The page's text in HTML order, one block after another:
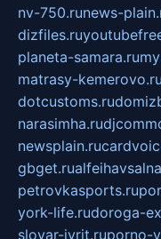
nv-750.runews-
dizfiles.ru
planeta-samara.ru
matrasy-kemerovo.ru
dotcustoms.ru
narasimha.ru
newsplain.ru
gbget.ru
petrovkasports.ru
york-life.rudoroga-
slovar-ivrit.ruporno-